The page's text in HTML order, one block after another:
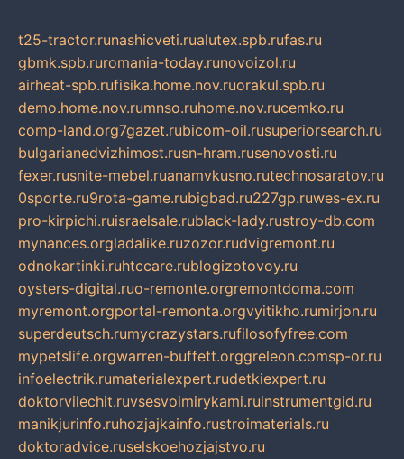
t25-tractor.runashicveti.rualutex.spb.rufas.ru
gbmk.spb.ruromania-today.runovoizol.ru
airheat-spb.rufisika.home.nov.ruorakul.spb.ru
demo.home.nov.rumnso.ruhome.nov.rucemko.ru
comp-land.org7gazet.rubicom-oil.rusuperiorsearch.ru
bulgarianedvizhimost.rusn-hram.rusenovosti.ru
fexer.rusnite-mebel.ruanamvkusno.rutechnosaratov.ru
0sporte.ru9rota-game.rubigbad.ru227gp.ruwes-ex.ru
pro-kirpichi.ruisraelsale.rublack-lady.rustroy-db.com
mynances.orgladalike.ruzozor.rudvigremont.ru
odnokartinki.ruhtccare.rublogizotovoy.ru
oysters-digital.ruo-remonte.orgremontdoma.com
myremont.orgportal-remonta.orgvyitikho.rumirjon.ru
superdeutsch.rumycrazystars.rufilosofyfree.com
mypetslife.orgwarren-buffett.orggreleon.comsp-or.ru
infoelectrik.rumaterialexpert.rudetkiexpert.ru
doktorvilechit.ruvsesvoimirykami.ruinstrumentgid.ru
manikjurinfo.ruhozjajkainfo.rustroimaterials.ru
doktoradvice.ruselskoehozjajstvo.ru